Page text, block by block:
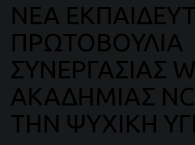
ΝΕΑ
ΠΡΩΤΟΒΟΥΛΙΑ
ΣΥΝΕΡΓΑΣΙΑΣ
ΑΚΑΔΗΜΙΑΣ
ΤΗΝ ΨΥΧΙΚΗ